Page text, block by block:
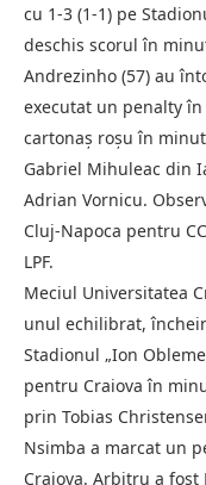
cu 1-3 (1-1) pe
deschis scorul în
Andrezinho (57) au
executat un penalty
cartonaș roșu în
Gabriel Mihuleac din
Adrian Vornicu.
Cluj-Napoca pentru
LPF.
Meciul Universitatea
unul echilibrat,
Stadionul „Ion
pentru Craiova în
prin Tobias
Nsimba a marcat un
Craiova. Arbitru a